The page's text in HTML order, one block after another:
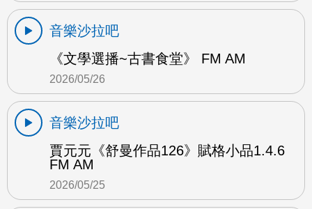
音樂沙拉吧
《文學選播~古書食堂》 FM AM
2026/05/26
音樂沙拉吧
賈元元《舒曼作品126》賦格小品1.4.6
FM AM
2026/05/25